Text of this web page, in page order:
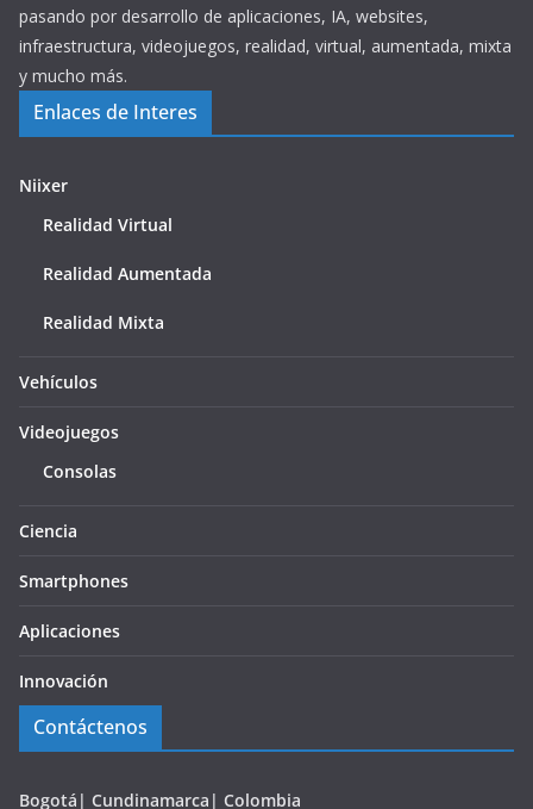
pasando por desarrollo de aplicaciones, IA, websites,
infraestructura, videojuegos, realidad, virtual, aumentada, mixta
y mucho más.
Enlaces de Interes
Niixer
Realidad Virtual
Realidad Aumentada
Realidad Mixta
Vehículos
Videojuegos
Consolas
Ciencia
Smartphones
Aplicaciones
Innovación
Contáctenos
Bogotá| Cundinamarca| Colombia